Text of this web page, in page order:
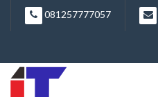
081257777057